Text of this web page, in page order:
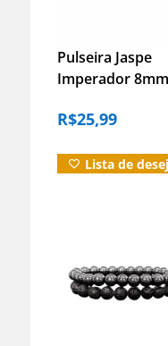
Pulseira Jaspe
Imperador
R$25,99
Lista de